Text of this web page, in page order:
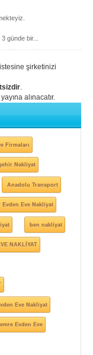
günde bir...
şirketinizi
.
alınacatır.
Firmaları
Nakliyat
Anadolu Transport
Evden Eve Nakliyat
ben nakliyat
NAKLİYAT
Eve Nakliyat
Evden Eve